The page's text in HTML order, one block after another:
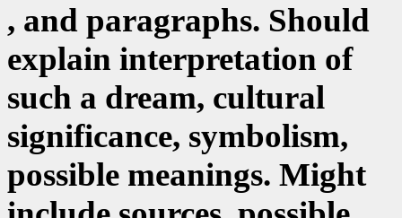
, and paragraphs. Should
explain interpretation of
such a dream, cultural
significance, symbolism,
possible meanings. Might